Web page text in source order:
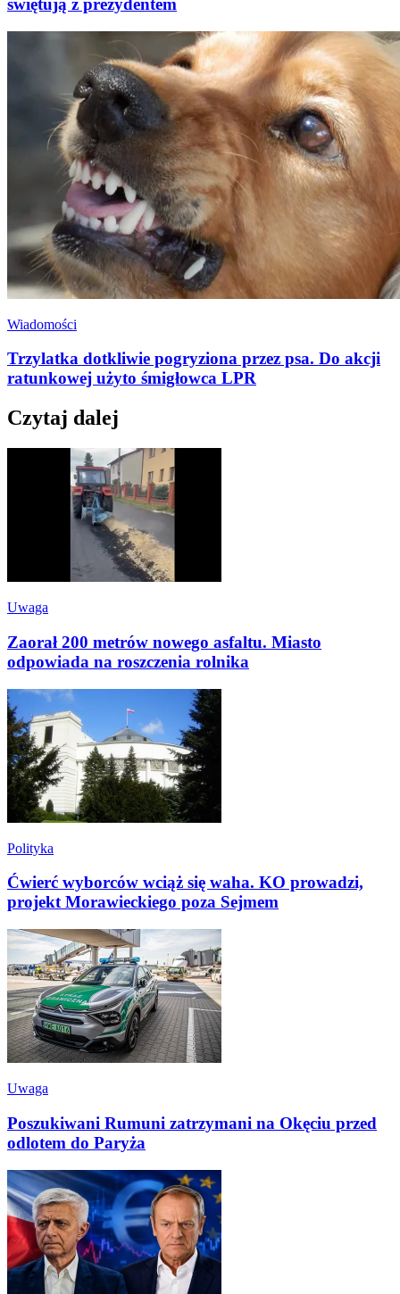
świętują z prezydentem
Wiadomości
Trzylatka dotkliwie pogryziona przez psa. Do akcji
ratunkowej użyto śmigłowca LPR
Czytaj dalej
Uwaga
Zaorał 200 metrów nowego asfaltu. Miasto
odpowiada na roszczenia rolnika
Polityka
Ćwierć wyborców wciąż się waha. KO prowadzi,
projekt Morawieckiego poza Sejmem
Uwaga
Poszukiwani Rumuni zatrzymani na Okęciu przed
odlotem do Paryża